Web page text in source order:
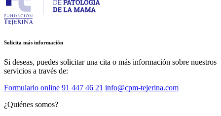
Solicita más información
Si deseas, puedes solicitar una cita o más información sobre nuestros
servicios a través de:
Formulario online 91 447 46 21 info@cpm-tejerina.com
¿Quiénes somos?